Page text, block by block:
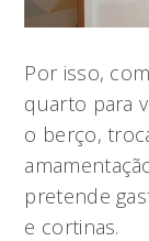
Por isso,
quarto para
o berço,
pretende
e cortinas.